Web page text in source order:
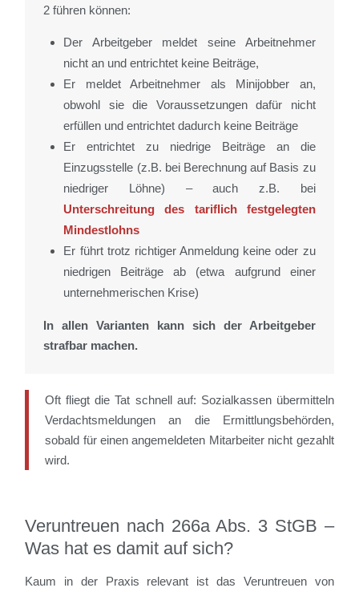
2 führen können:
Der Arbeitgeber meldet seine Arbeitnehmer
nicht an und entrichtet keine Beiträge,
Er meldet Arbeitnehmer als Minijobber an,
obwohl sie die Voraussetzungen dafür nicht
erfüllen und entrichtet dadurch keine Beiträge
Er entrichtet zu niedrige Beiträge an die
Einzugsstelle (z.B. bei Berechnung auf Basis zu
niedriger Löhne) – auch z.B. bei
Unterschreitung des tariflich festgelegten
Mindestlohns
Er führt trotz richtiger Anmeldung keine oder zu
niedrigen Beiträge ab (etwa aufgrund einer
unternehmerischen Krise)
In allen Varianten kann sich der Arbeitgeber
strafbar machen.
Oft fliegt die Tat schnell auf: Sozialkassen übermitteln
Verdachtsmeldungen an die Ermittlungsbehörden,
sobald für einen angemeldeten Mitarbeiter nicht gezahlt
wird.
Veruntreuen nach 266a Abs. 3 StGB –
Was hat es damit auf sich?
Kaum in der Praxis relevant ist das Veruntreuen von